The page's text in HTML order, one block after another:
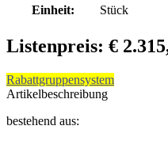
Einheit:
Stück
Listenpreis: €
Rabattgruppensystem
Artikelbeschreibung
bestehend aus: